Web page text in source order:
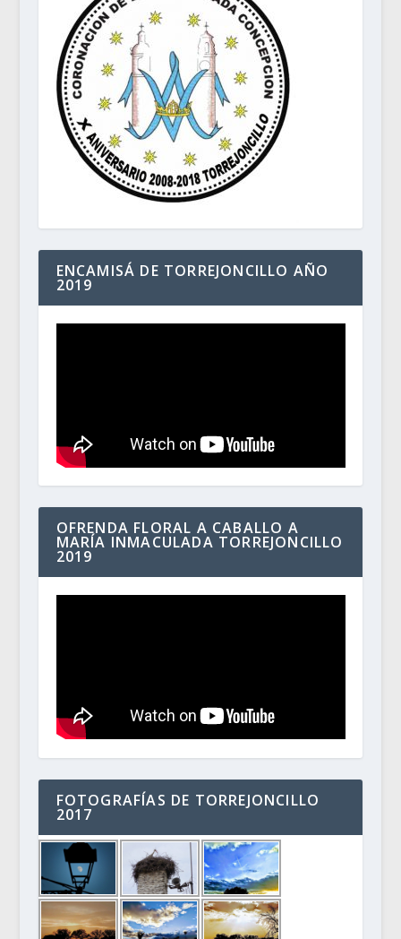
ENCAMISÁ DE TORREJONCILLO AÑO
2019
OFRENDA FLORAL A CABALLO A
MARÍA INMACULADA TORREJONCILLO
2019
FOTOGRAFÍAS DE TORREJONCILLO
2017